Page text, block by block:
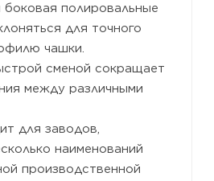
боковая полировальные
для точного
чашки.
сменой сокращает
между различными
для заводов,
наименований
производственной